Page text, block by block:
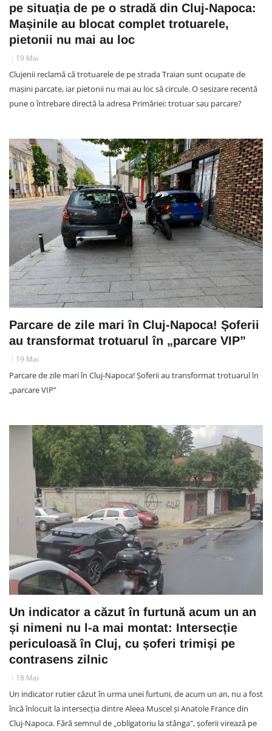
pe situația de pe o stradă din Cluj-Napoca:
Mașinile au blocat complet trotuarele,
pietonii nu mai au loc
19 Mai
Clujenii reclamă că trotuarele de pe strada Traian sunt ocupate de
mașini parcate, iar pietonii nu mai au loc să circule. O sesizare recentă
pune o întrebare directă la adresa Primăriei: trotuar sau parcare?
Parcare de zile mari în Cluj-Napoca! Șoferii
au transformat trotuarul în „parcare VIP”
19 Mai
Parcare de zile mari în Cluj-Napoca! Șoferii au transformat trotuarul în
„parcare VIP”
Un indicator a căzut în furtună acum un an
și nimeni nu l-a mai montat: Intersecție
periculoasă în Cluj, cu șoferi trimiși pe
contrasens zilnic
18 Mai
Un indicator rutier căzut în urma unei furtuni, de acum un an, nu a fost
încă înlocuit la intersecția dintre Aleea Muscel și Anatole France din
Cluj-Napoca. Fără semnul de „obligatoriu la stânga", șoferii virează pe